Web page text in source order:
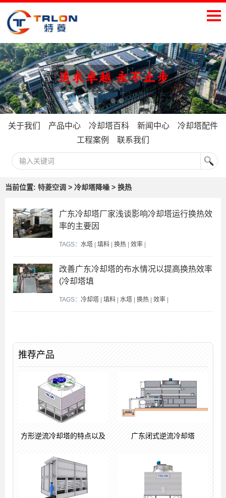
关于我们 产品中心 冷却塔百科 新闻中心
冷却塔配件
工程案例
联系我们
当前位置: 特菱空调 > 冷却塔降噪 > 换热
广东冷却塔厂家浅谈影响冷却塔运行换热效
率的主要因
TAGS： 水塔 | 填料 | 换热 | 效率 |
改善广东冷却塔的布水情况以提高换热效率
(冷却塔填
TAGS： 冷却塔 | 填料 | 水塔 | 换热 | 效率 |
推荐产品
方形逆流冷却塔的特点以及 广东闭式逆流冷却塔